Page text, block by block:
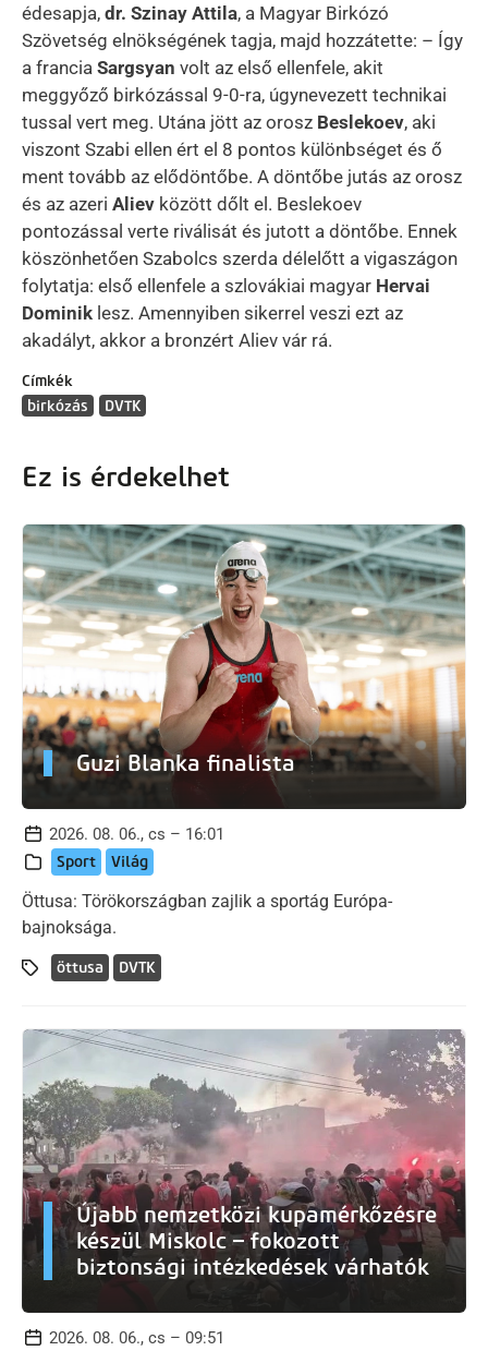
édesapja, dr. Szinay Attila, a Magyar Birkózó
Szövetség elnökségének tagja, majd hozzátette: – Így
a francia Sargsyan volt az első ellenfele, akit
meggyőző birkózással 9-0-ra, úgynevezett technikai
tussal vert meg. Utána jött az orosz Beslekoev, aki
viszont Szabi ellen ért el 8 pontos különbséget és ő
ment tovább az elődöntőbe. A döntőbe jutás az orosz
és az azeri Aliev között dőlt el. Beslekoev
pontozással verte riválisát és jutott a döntőbe. Ennek
köszönhetően Szabolcs szerda délelőtt a vigaszágon
folytatja: első ellenfele a szlovákiai magyar Hervai
Dominik lesz. Amennyiben sikerrel veszi ezt az
akadályt, akkor a bronzért Aliev vár rá.
Címkék
birkózás
DVTK
Ez is érdekelhet
Guzi Blanka finalista
2026. 08. 06., cs – 16:01
Sport Világ
Öttusa: Törökországban zajlik a sportág Európa-
bajnoksága.
öttusa DVTK
Újabb nemzetközi kupamérkőzésre
készül Miskolc – fokozott
biztonsági intézkedések várhatók
2026. 08. 06., cs – 09:51